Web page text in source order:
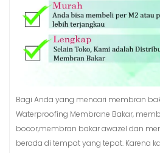
Bagi Anda yang mencari membran
Waterproofing Membrane Bakar,
bocor,membran bakar awazel dan
berada di tempat yang tepat. Karena